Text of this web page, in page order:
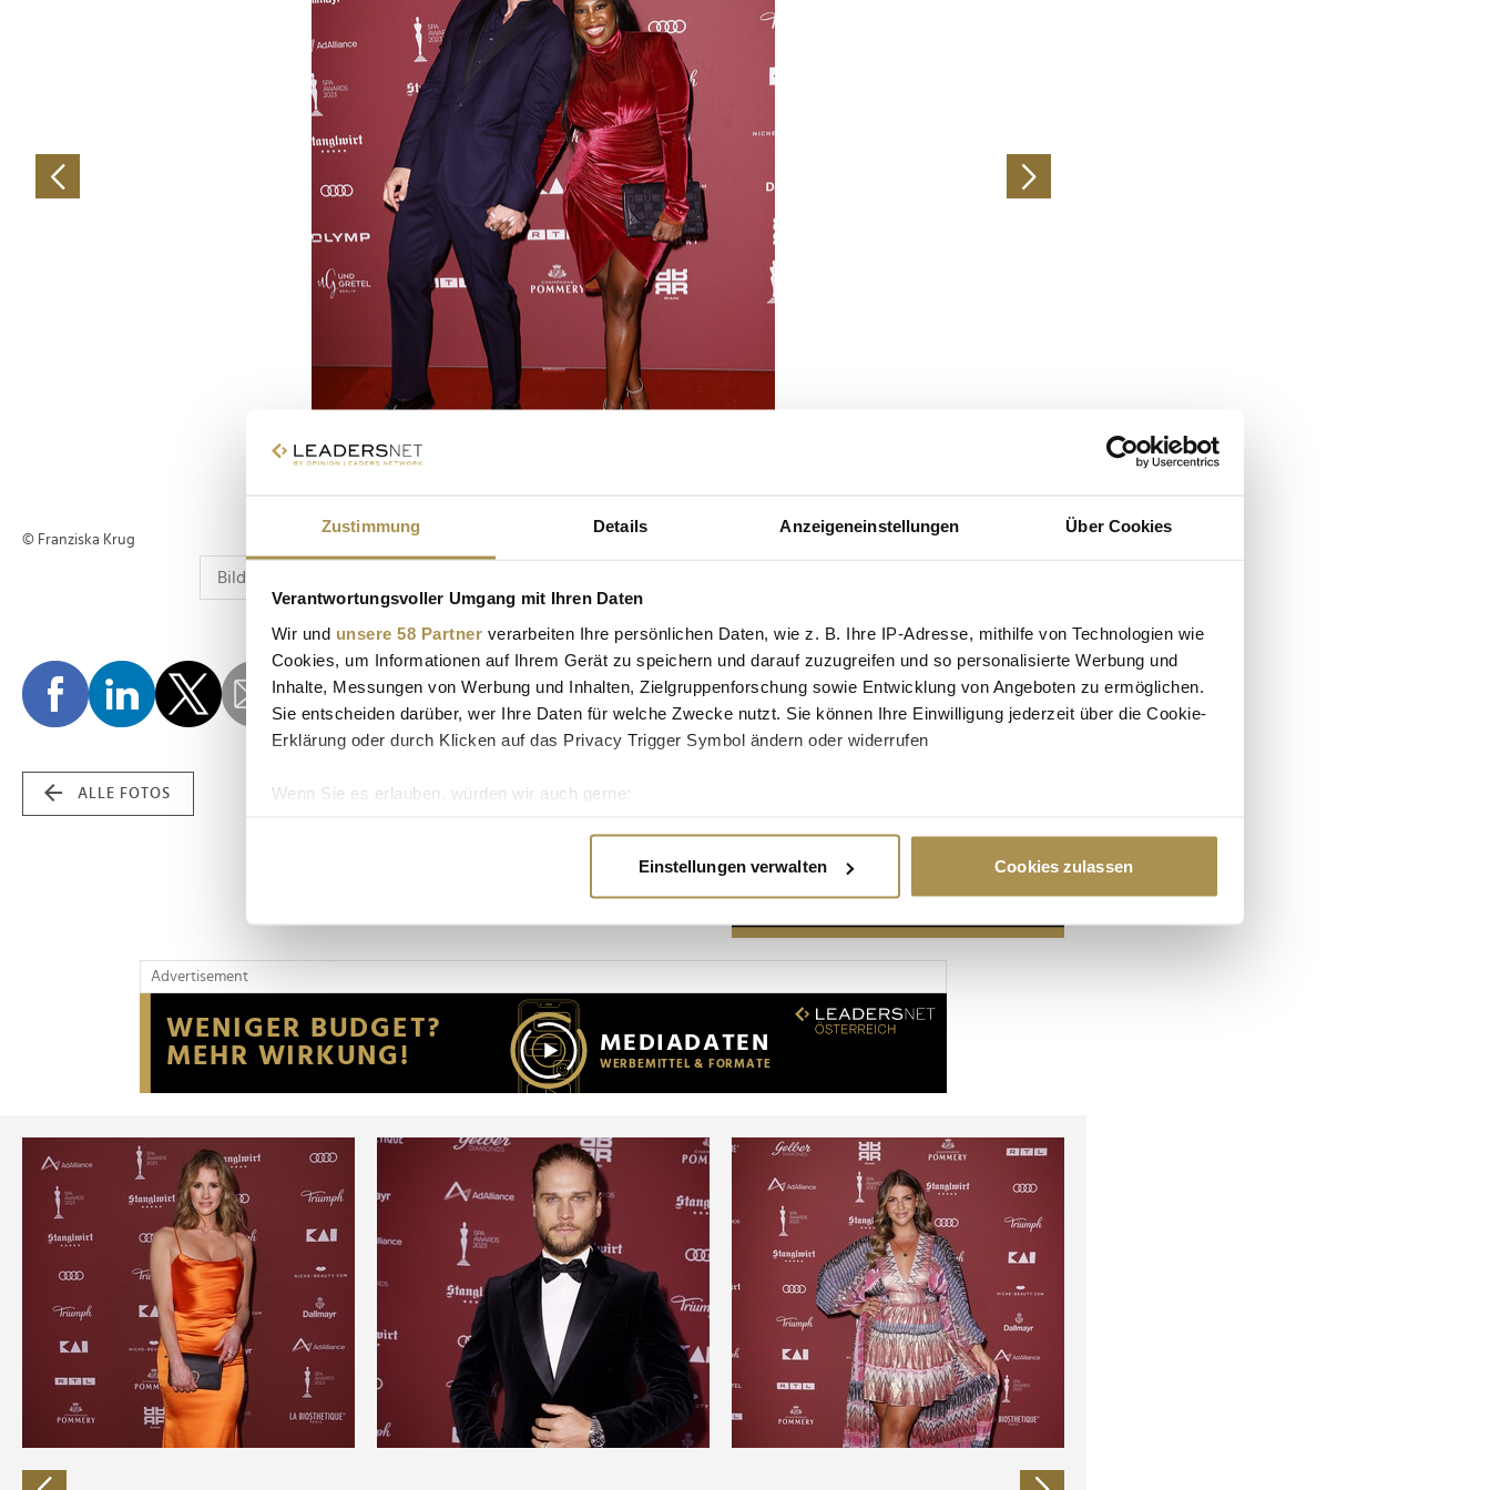
Zustimmung Details Anzeigeneinstellungen Über Cookies
Verantwortungsvoller Umgang mit Ihren Daten
Wir und unsere 58 Partner verarbeiten Ihre persönlichen Daten, wie z. B. Ihre IP-Adresse, mithilfe von Technologien wie
Cookies, um Informationen auf Ihrem Gerät zu speichern und darauf zuzugreifen und so personalisierte Werbung und
Inhalte, Messungen von Werbung und Inhalten, Zielgruppenforschung sowie Entwicklung von Angeboten zu ermöglichen.
Sie entscheiden darüber, wer Ihre Daten für welche Zwecke nutzt. Sie können Ihre Einwilligung jederzeit über die Cookie-
Erklärung oder durch Klicken auf das Privacy Trigger Symbol ändern oder widerrufen
Wenn Sie es erlauben, würden wir auch gerne:
Erfahren Sie mehr darüber, wie Ihre persönlichen Daten verarbeitet werden, und legen Sie Ihre Präferenzen im
Wir verwenden Cookies, um Inhalte und Anzeigen zu personalisieren, Funktionen für soziale Medien anbieten zu können
Website an unsere Partner für soziale Medien, Werbung und Analysen weiter. Unsere Partner führen diese Informationen
möglicherweise mit weiteren Daten zusammen, die Sie ihnen bereitgestellt haben oder die sie im Rahmen Ihrer Nutzung
der Dienste gesammelt haben.
Einstellungen verwalten Cookies zulassen
© Franziska Krug
ALLE FOTOS
Advertisement
Advertisement